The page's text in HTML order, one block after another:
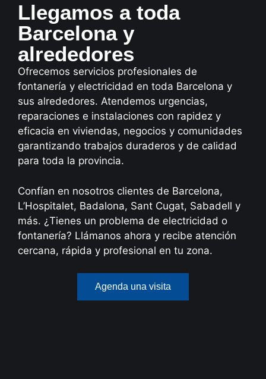
Llegamos a toda
Barcelona y
alrededores
Ofrecemos servicios profesionales de
fontanería y electricidad en toda Barcelona y
sus alrededores. Atendemos urgencias,
reparaciones e instalaciones con rapidez y
eficacia en viviendas, negocios y comunidades
garantizando trabajos duraderos y de calidad
para toda la provincia.
Confían en nosotros clientes de Barcelona,
L’Hospitalet, Badalona, Sant Cugat, Sabadell y
más. ¿Tienes un problema de electricidad o
fontanería? Llámanos ahora y recibe atención
cercana, rápida y profesional en tu zona.
Agenda una visita